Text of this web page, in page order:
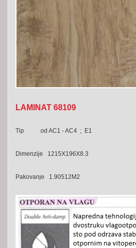
LAMINAT 68109
Tip od AC1 - AC4 ; E1
Dimenzije 1215X196X8.3
Pakovanje 1.90512M2